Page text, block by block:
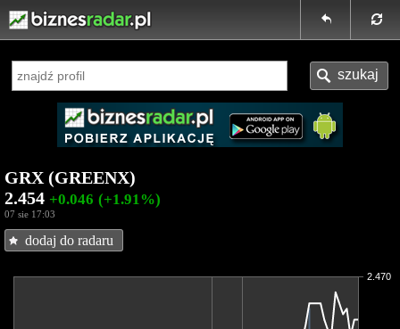
GRX (GREENX)
2.454 +0.046 (+1.91%)
07 sie 17:03
dodaj do radaru
2.470